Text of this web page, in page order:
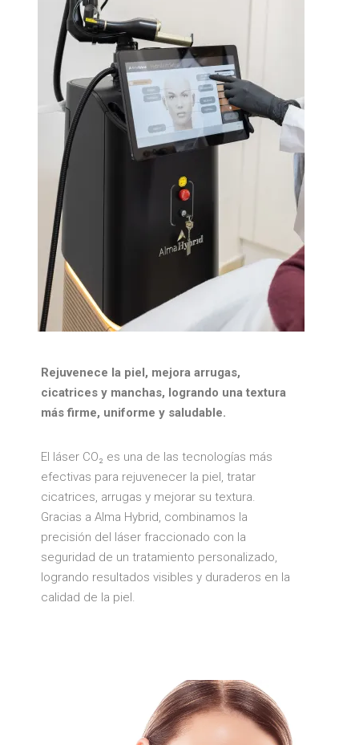
Rejuvenece la piel, mejora arrugas,
cicatrices y manchas, logrando una textura
más firme, uniforme y saludable.
El láser CO₂ es una de las tecnologías más
efectivas para rejuvenecer la piel, tratar
cicatrices, arrugas y mejorar su textura.
Gracias a Alma Hybrid, combinamos la
precisión del láser fraccionado con la
seguridad de un tratamiento personalizado,
logrando resultados visibles y duraderos en la
calidad de la piel.